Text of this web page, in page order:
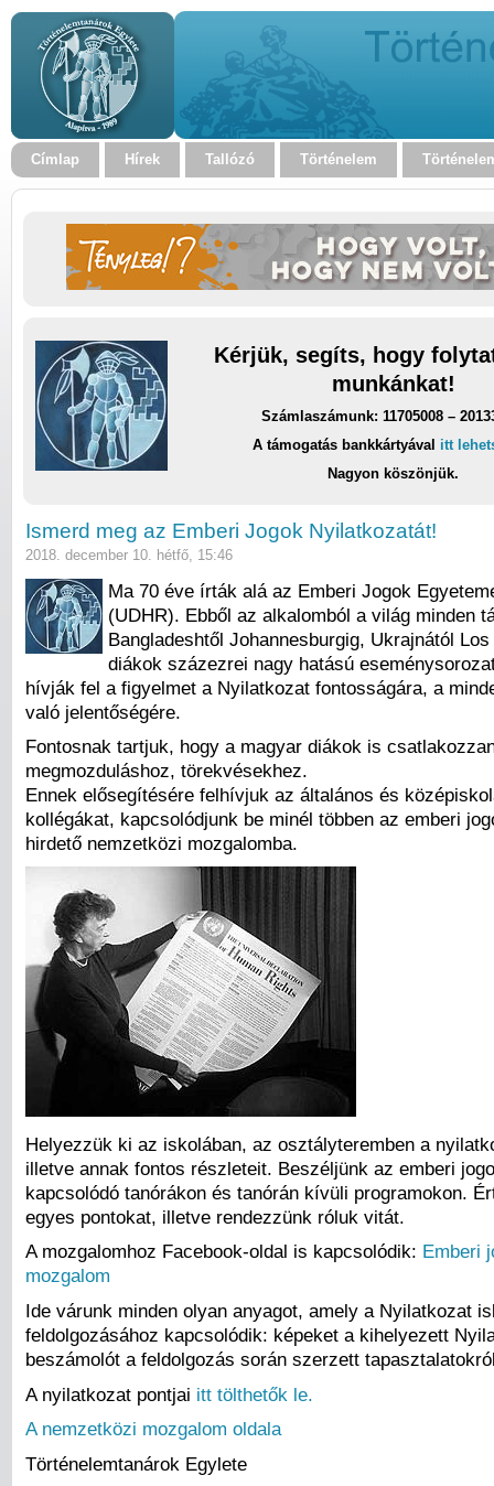
Címlap Hírek Tallózó Történelem
Kérjük, segíts, hogy
munkánkat!
Számlaszámunk: 11705008 –
A támogatás bankkártyával itt
Nagyon köszönjük.
Ismerd meg az Emberi Jogok Nyilatkozatát!
2018. december 10. hétfő, 15:46
Ma 70 éve írták alá az Emberi Jogok
(UDHR). Ebből az alkalomból a világ minden
Bangladeshtől Johannesburgig, Ukrajnától
diákok százezrei nagy hatású
hívják fel a figyelmet a Nyilatkozat fontosságára, a
való jelentőségére.
Fontosnak tartjuk, hogy a magyar diákok is
megmozduláshoz, törekvésekhez.
Ennek elősegítésére felhívjuk az általános és
kollégákat, kapcsolódjunk be minél többen az emberi
hirdető nemzetközi mozgalomba.
Helyezzük ki az iskolában, az osztályteremben a
illetve annak fontos részleteit. Beszéljünk az emberi
kapcsolódó tanórákon és tanórán kívüli programokon.
egyes pontokat, illetve rendezzünk róluk vitát.
A mozgalomhoz Facebook-oldal is kapcsolódik: Emberi
mozgalom
Ide várunk minden olyan anyagot, amely a Nyilatkozat
feldolgozásához kapcsolódik: képeket a kihelyezett
beszámolót a feldolgozás során szerzett
A nyilatkozat pontjai itt tölthetők le.
A nemzetközi mozgalom oldala
Történelemtanárok Egylete